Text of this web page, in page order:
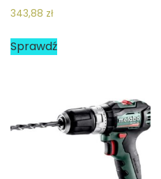
343,88 zł
Sprawdź